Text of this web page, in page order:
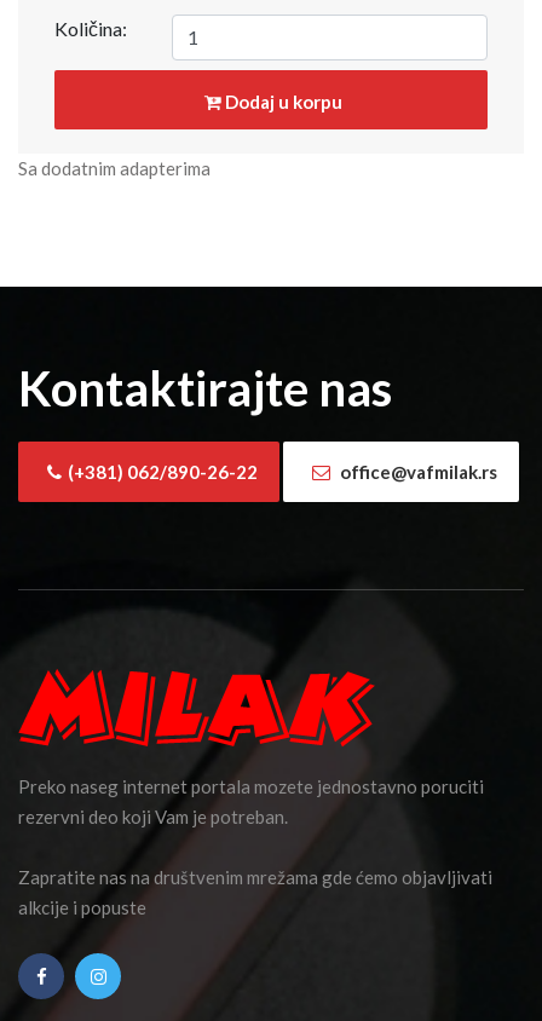
Količina:
Dodaj u korpu
Sa dodatnim adapterima
Kontaktirajte nas
(+381) 062/890-26-22 office@vafmilak.rs
Preko naseg internet portala mozete jednostavno poruciti
rezervni deo koji Vam je potreban.
Zapratite nas na društvenim mrežama gde ćemo objavljivati
alkcije i popuste